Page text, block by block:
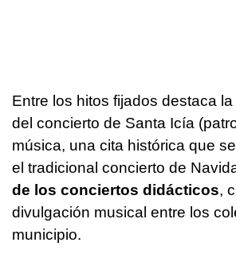
Entre los hitos fijados destaca
del concierto de Santa Icía
música, una cita histórica que
el tradicional concierto de
de los conciertos didácticos,
divulgación musical entre los
municipio.